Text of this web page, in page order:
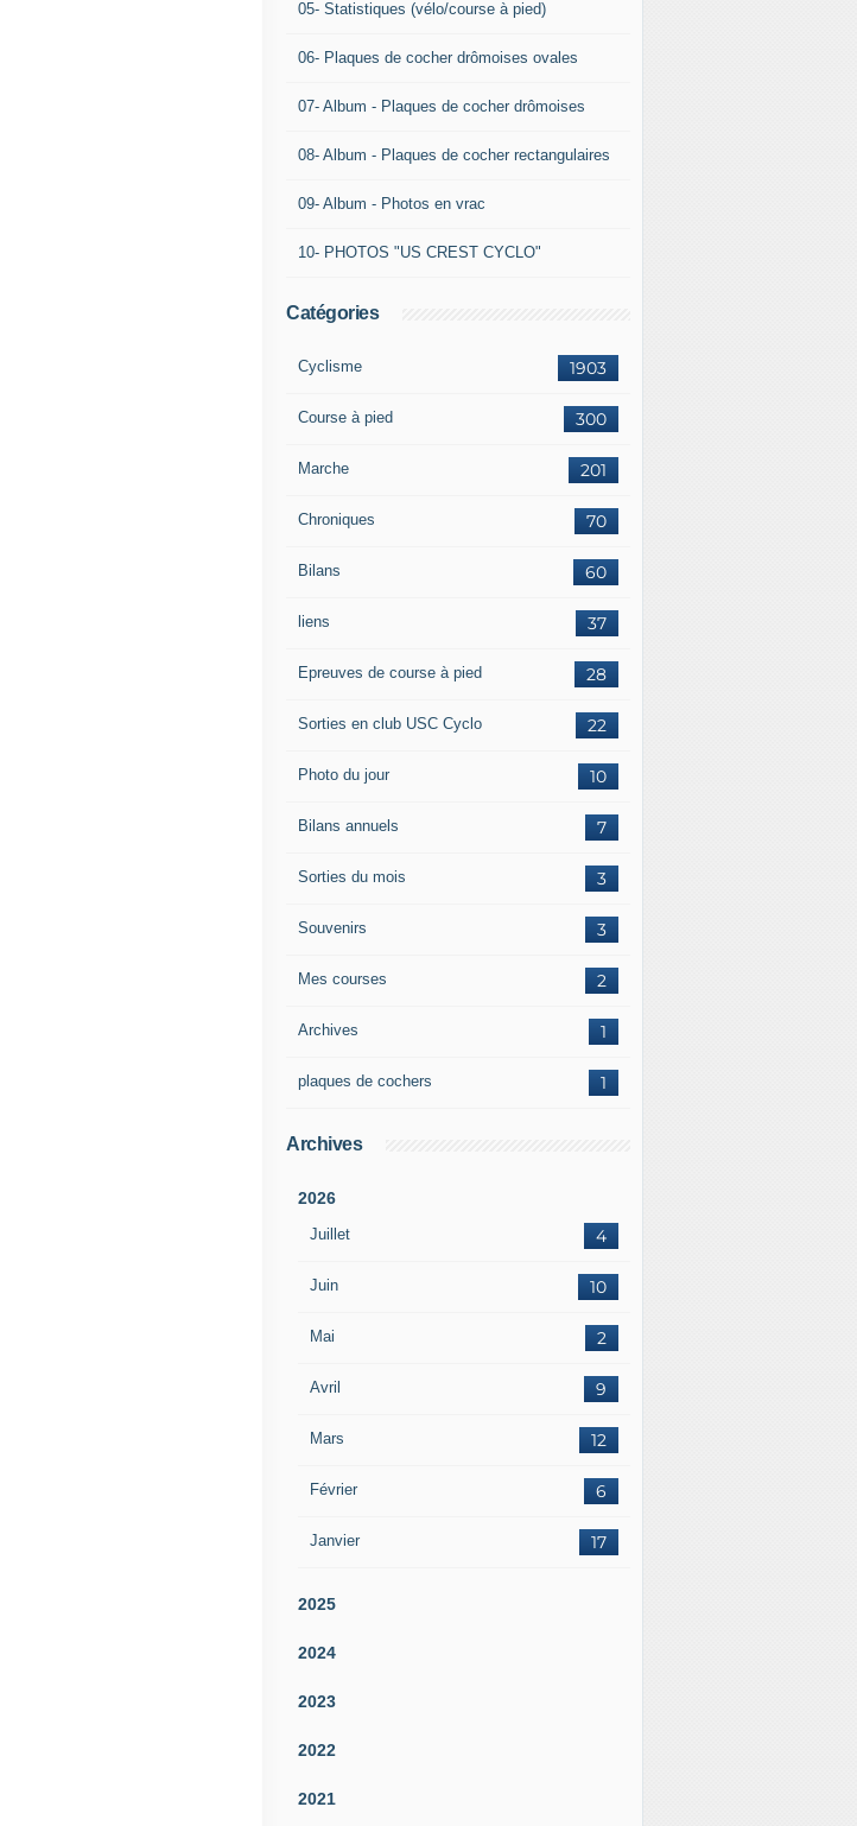
05- Statistiques (vélo/course à pied)
06- Plaques de cocher drômoises ovales
07- Album - Plaques de cocher drômoises
08- Album - Plaques de cocher rectangulaires
09- Album - Photos en vrac
10- PHOTOS "US CREST CYCLO"
Catégories
1903
Cyclisme
300
Course à pied
201
Marche
70
Chroniques
60
Bilans
37
liens
28
Epreuves de course à pied
22
Sorties en club USC Cyclo
10
Photo du jour
7
Bilans annuels
3
Sorties du mois
3
Souvenirs
2
Mes courses
1
Archives
1
plaques de cochers
Archives
2026
Juillet 4
Juin 10
Mai 2
Avril 9
Mars 12
Février 6
Janvier 17
2025
2024
2023
2022
2021